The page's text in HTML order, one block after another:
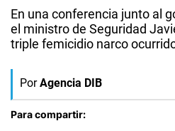
En una conferencia junto al
el ministro de Seguridad
triple femicidio narco
Por Agencia DIB
Para compartir: